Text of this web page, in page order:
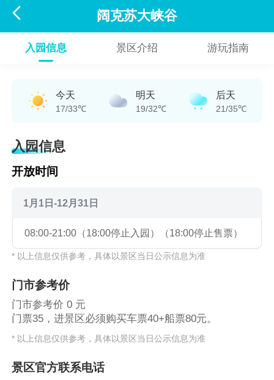
 阔克苏大峡谷
入园信息 景区介绍 游玩指南
今天
17/33℃
明天
19/32℃
后天
21/35℃
入园信息
开放时间
1月1日-12月31日
08:00-21:00（18:00停止入园）（18:00停止售票）
* 以上信息仅供参考，具体以景区当日公示信息为准
门市参考价
门市参考价 0 元
门票35，进景区必须购买车票40+船票80元。
* 以上信息仅供参考，具体以景区当日公示信息为准
景区官方联系电话